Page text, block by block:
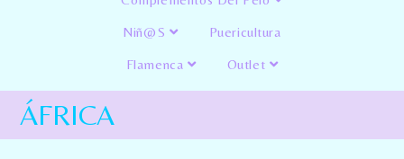
Niñ@s Puericultura
Flamenca Outlet
ÁFRICA